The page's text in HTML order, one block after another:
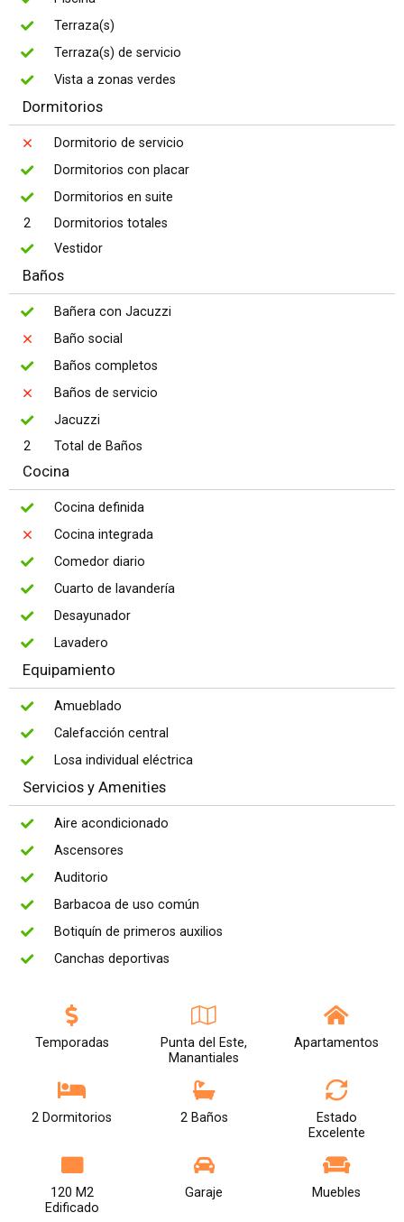
Temporadas
Punta del Este,
Manantiales
Apartamentos
2 Dormitorios 2 Baños
Estado
Excelente
120 M2
Edificado
Garaje Muebles
Terraza(s)
Terraza(s) de servicio
Vista a zonas verdes
Dormitorios
Dormitorio de servicio
Dormitorios con placar
Dormitorios en suite
2
Dormitorios totales
Vestidor
Baños
Bañera con Jacuzzi
Baño social
Baños completos
Baños de servicio
Jacuzzi
2
Total de Baños
Cocina
Cocina definida
Cocina integrada
Comedor diario
Cuarto de lavandería
Desayunador
Lavadero
Equipamiento
Amueblado
Calefacción central
Losa individual eléctrica
Servicios y Amenities
Aire acondicionado
Ascensores
Auditorio
Barbacoa de uso común
Botiquín de primeros auxilios
Canchas deportivas